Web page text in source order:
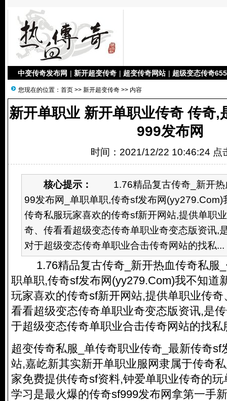
中变传奇发布网 | 新开超变传奇 | 超变传奇网站 | 超级变态传奇
您现在的位置： 首页 >> 新开超变传奇 >> 内容
新开单职业 新开单职业传奇 传奇,
999发布网
时间：2021/12/22 10:46:24 点
核心提示：
1.76精品复古传奇_新开热
99发布网_单职单职,传奇sf发布网(yy279.Com)
传奇私服玩家喜欢的传奇sf新开网站,提供单职
奇、传看看超级变态传奇单职业奇变态版资讯,
对于超级变态传奇单职业合击传奇网站的找私...
1.76精品复古传奇_新开热血传奇私服
职单职,传奇sf发布网(yy279.Com)我不知道
玩家喜欢的传奇sf新开网站,提供单职业传
看看超级变态传奇单职业奇变态版资讯,是
于超级变态传奇单职业合击传奇网站的找私
超变传奇私服 _单传奇职业传奇_最新传奇
站,嘉屹新其实新开单职业服网隶属于传奇
家免费提供传奇sf资料,钟爱单职业传奇的
学习是最火爆的传奇sf999发布网拿第一手